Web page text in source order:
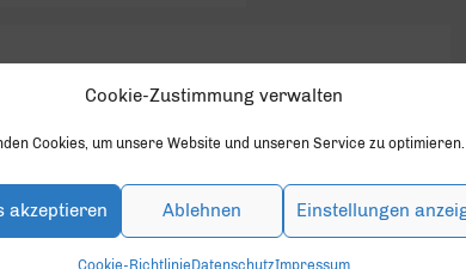
Cookie-Zustimmung verwalten
Cookies, um unsere Website und unseren Service zu optimieren.
akzeptieren Ablehnen Einstellungen
Cookie-RichtlinieDatenschutzImpressum